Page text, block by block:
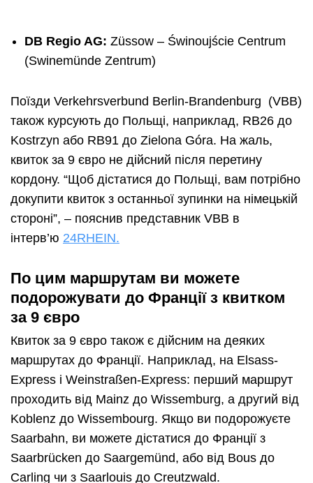
DB Regio AG: Züssow – Świnoujście Centrum
(Swinemünde Zentrum)
Поїзди Verkehrsverbund Berlin-Brandenburg (VBB)
також курсують до Польщі, наприклад, RB26 до
Kostrzyn або RB91 до Zielonа Górа. На жаль,
квиток за 9 євро не дійсний після перетину
кордону. “Щоб дістатися до Польщі, вам потрібно
докупити квиток з останньої зупинки на німецькій
стороні”, – пояснив представник VBB в
інтерв’ю 24RHEIN.
По цим маршрутам ви можете
подорожувати до Франції з квитком
за 9 євро
Квиток за 9 євро також є дійсним на деяких
маршрутах до Франції. Наприклад, на Elsass-
Express і Weinstraßen-Express: перший маршрут
проходить від Mainz до Wissemburg, а другий від
Koblenz до Wissembourg. Якщо ви подорожуєте
Saarbahn, ви можете дістатися до Франції з
Saarbrücken до Saargemünd, або від Bous до
Carling чи з Saarlouis до Creutzwald.